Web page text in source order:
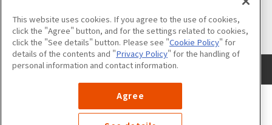
사이트 이용에 대하여 개인정보 보호 정책 쿠키 정책
©Nankai Electric Railway Co., Ltd. All Rights Reserved.
This website uses cookies. If you agree to the use of cookies,
click the "Agree" button, and for the settings related to cookies,
click the "See details" button. Please see "Cookie Policy" for
details of the contents and "Privacy Policy" for the handling of
personal information and contact information.
Agree